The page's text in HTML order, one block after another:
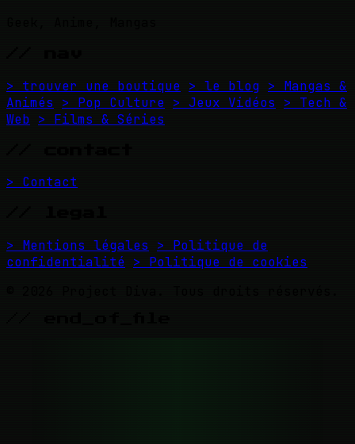
> trouver une boutique > le blog > Mangas &
Animés
> Pop Culture > Jeux Vidéos
> Tech &
Web > Films & Séries
> Contact
> Mentions légales
> Politique de
confidentialité > Politique de cookies